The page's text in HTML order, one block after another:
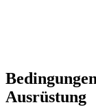
Ausrüstung